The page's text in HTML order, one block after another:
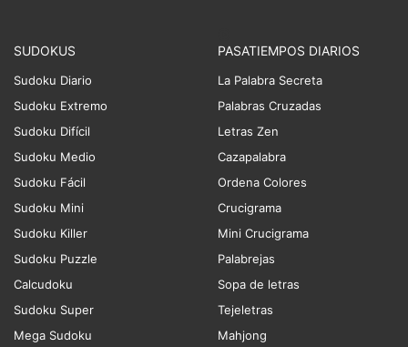
SUDOKUS
Sudoku Diario
Sudoku Extremo
Sudoku Difícil
Sudoku Medio
Sudoku Fácil
Sudoku Mini
Sudoku Killer
Sudoku Puzzle
Calcudoku
Sudoku Super
Mega Sudoku
PASATIEMPOS DIARIOS
La Palabra Secreta
Palabras Cruzadas
Letras Zen
Cazapalabra
Ordena Colores
Crucigrama
Mini Crucigrama
Palabrejas
Sopa de letras
Tejeletras
Mahjong